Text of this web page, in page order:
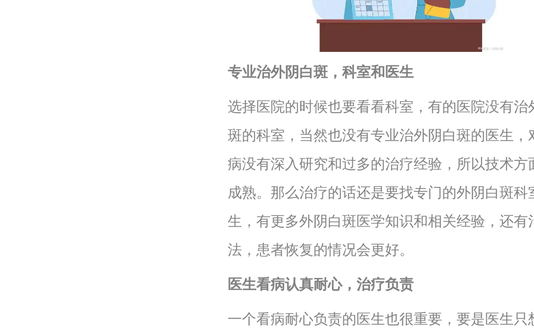
专业治外阴白斑，科室和医生
选择医院的时候也要看看科室，有的医院没有治
斑的科室，当然也没有专业治外阴白斑的医生，
病没有深入研究和过多的治疗经验，所以技术方
成熟。那么治疗的话还是要找专门的外阴白斑科
生，有更多外阴白斑医学知识和相关经验，还有
法，患者恢复的情况会更好。
医生看病认真耐心，治疗负责
一个看病耐心负责的医生也很重要，要是医生只